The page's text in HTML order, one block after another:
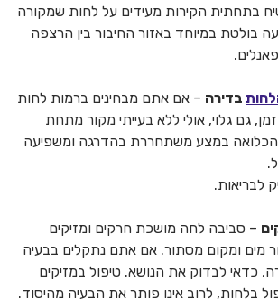
בתחתית הקירות מעידים על לחות שמקורה
בולטת במיוחד באזור החיבור בין הרצפה
בדירה – אם אתם מבחינים ברמות לחות
גם גלוי, אולי ללא בעייתי מקור מתחת
במצע משתחררת בהדרגה ומשפיעה
לבריאות.
– סביבה לחה מושכת חרקים ומזיקים
מים ומקום מסתור. אם אתם נתקלים בבעיה
כדאי לבדוק את הנושא. טיפול במזיקים
בלחות, לרוב אינו פותר את הבעיה מהיסוד.